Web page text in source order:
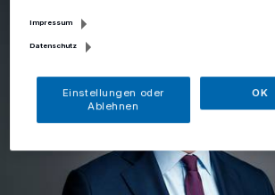
Impressum
Datenschutz
Einstellungen oder
Ablehnen
OK